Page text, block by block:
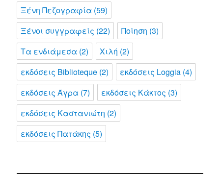
Ξένη Πεζογραφία (59)
Ξένοι συγγραφείς (22) Ποίηση (3)
Τα ενδιάμεσα (2) Χιλή (2)
εκδόσεις Biblioteque (2) εκδόσεις Loggia (4)
εκδόσεις Άγρα (7) εκδόσεις Κάκτος (3)
εκδόσεις Καστανιώτη (2)
εκδόσεις Πατάκης (5)